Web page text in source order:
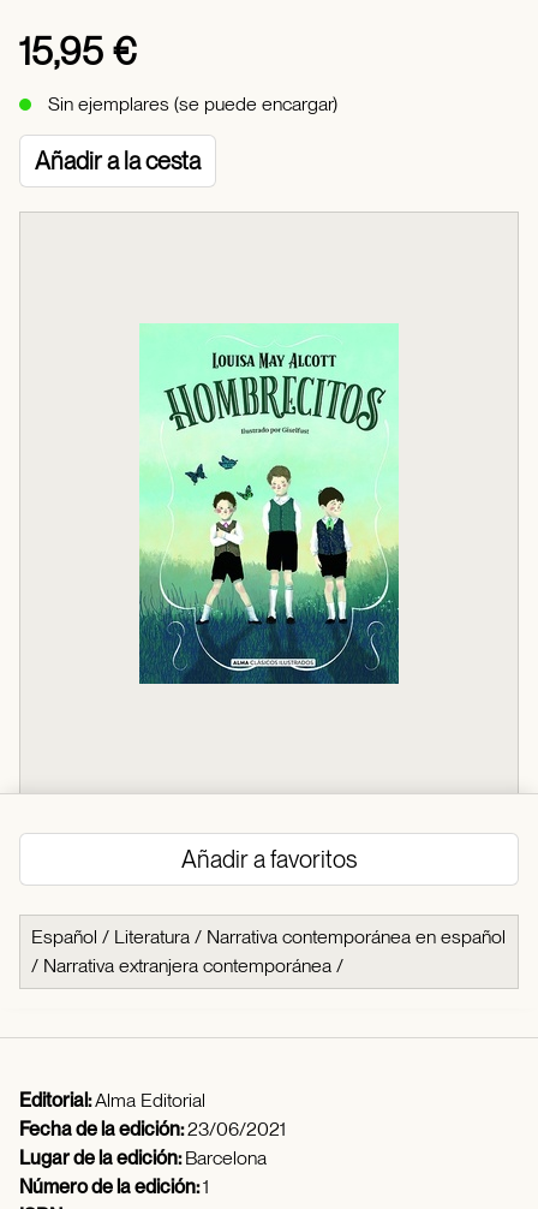
15,95 €
Sin ejemplares (se puede encargar)
Añadir a la cesta
Añadir a favoritos
Español / Literatura / Narrativa contemporánea en español
/ Narrativa extranjera contemporánea /
Editorial:Alma Editorial
Fecha de la edición:23/06/2021
Lugar de la edición:Barcelona
Número de la edición:1